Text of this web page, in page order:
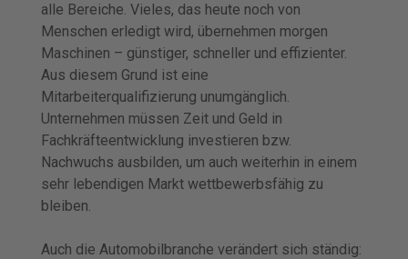
alle Bereiche. Vieles, das heute noch von
Menschen erledigt wird, übernehmen morgen
Maschinen – günstiger, schneller und effizienter.
Aus diesem Grund ist eine
Mitarbeiterqualifizierung unumgänglich.
Unternehmen müssen Zeit und Geld in
Fachkräfteentwicklung investieren bzw.
Nachwuchs ausbilden, um auch weiterhin in einem
sehr lebendigen Markt wettbewerbsfähig zu
bleiben.
Auch die Automobilbranche verändert sich ständig: